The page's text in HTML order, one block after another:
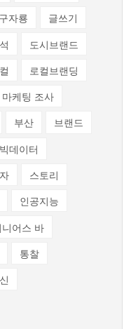
구자룡
글쓰기
도시브랜드
로컬브랜딩
마케팅 조사
부산
브랜드
빅데이터
스토리
인공지능
니어스 바
통찰